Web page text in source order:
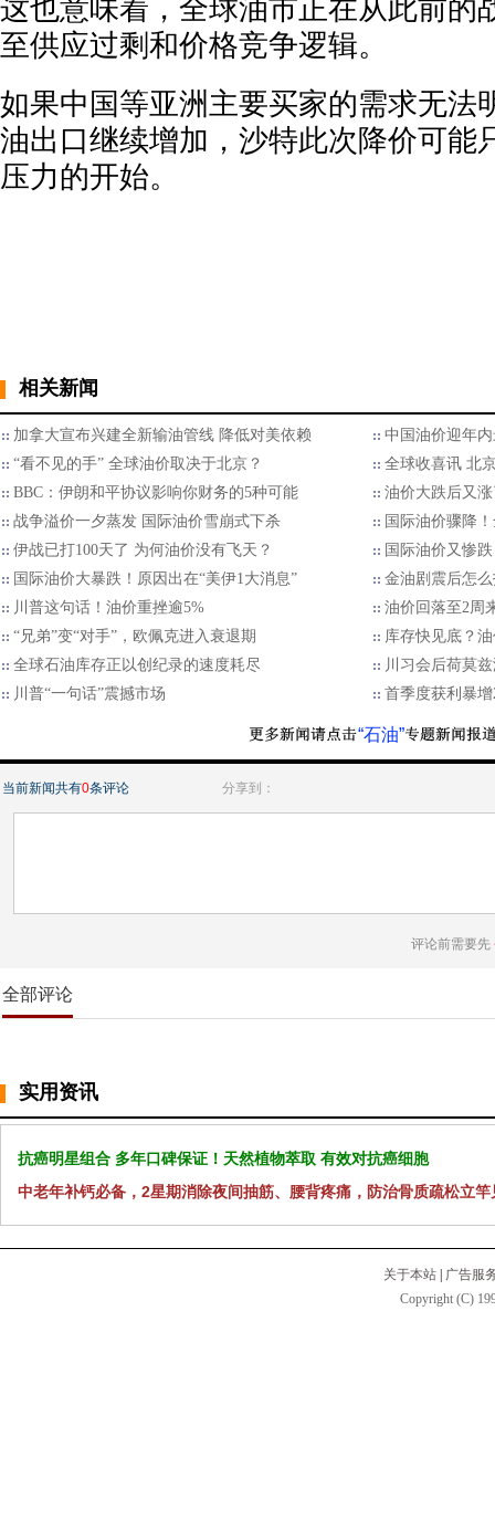
这也意味着，全球油市正在从此前的
至供应过剩和价格竞争逻辑。
如果中国等亚洲主要买家的需求无法
油出口继续增加，沙特此次降价可能
压力的开始。
相关新闻
加拿大宣布兴建全新输油管线 降低对美依赖
中国油价迎年
“看不见的手” 全球油价取决于北京？
全球收喜讯 北
BBC：伊朗和平协议影响你财务的5种可能
油价大跌后又
战争溢价一夕蒸发 国际油价雪崩式下杀
国际油价骤降
伊战已打100天了 为何油价没有飞天？
国际油价又惨
国际油价大暴跌！原因出在“美伊1大消息”
金油剧震后怎
川普这句话！油价重挫逾5%
油价回落至2周
“兄弟”变“对手”，欧佩克进入衰退期
库存快见底？
全球石油库存正以创纪录的速度耗尽
川习会后荷莫
川普“一句话”震撼市场
首季度获利暴
“石油”
当前新闻共有0条评论 分享到：
评论前需要先
全部评论
实用资讯
抗癌明星组合 多年口碑保证！天然植物萃取 有效对抗癌细胞
中老年补钙必备，2星期消除夜间抽筋、腰背疼痛，防治骨质疏松立竿
关于本站
广告服
Copyright (C)